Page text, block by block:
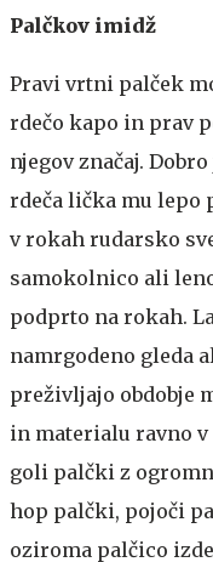
Palčkov imidž
Pravi vrtni palček
rdečo kapo in prav
njegov značaj.
rdeča lička mu lepo
v rokah rudarsko
samokolnico ali
podprto na rokah.
namrgodeno gleda
preživljajo obdobje
in materialu ravno
goli palčki z
hop palčki, pojoči
oziroma palčico